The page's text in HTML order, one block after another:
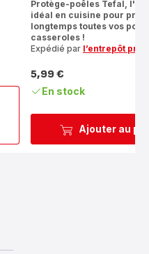
Ajouter au
Protège-poêles Tefal,
idéal en cuisine pour
longtemps toutes vos
casseroles !
Expédié par l’entrepôt
Prix
5,99 €
En stock